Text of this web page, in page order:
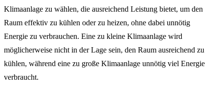
Klimaanlage zu wählen, die ausreichend Leistung bietet, um den
Raum effektiv zu kühlen oder zu heizen, ohne dabei unnötig
Energie zu verbrauchen. Eine zu kleine Klimaanlage wird
möglicherweise nicht in der Lage sein, den Raum ausreichend zu
kühlen, während eine zu große Klimaanlage unnötig viel Energie
verbraucht.